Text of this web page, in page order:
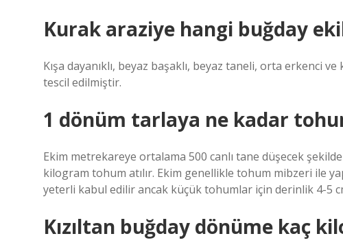
Kurak araziye hangi buğday
Kışa dayanıklı, beyaz başaklı, beyaz taneli, orta erkenci
tescil edilmiştir.
1 dönüm tarlaya ne kadar
Ekim metrekareye ortalama 500 canlı tane düşecek
kilogram tohum atılır. Ekim genellikle tohum mibzeri ile
yeterli kabul edilir ancak küçük tohumlar için derinlik 4-5
Kızıltan buğday dönüme kaç